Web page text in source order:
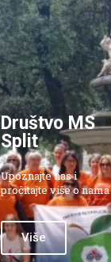
Društvo MS
Split
Upoznajte nas i
pročitajte više o nama
Više